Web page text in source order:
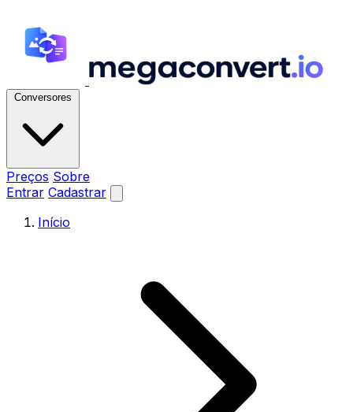
Conversores
Preços Sobre
Entrar Cadastrar
Início